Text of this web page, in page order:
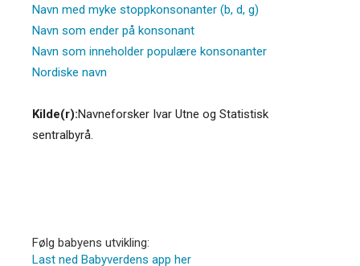
Navn med myke stoppkonsonanter (b, d, g)
Navn som ender på konsonant
Navn som inneholder populære konsonanter
Nordiske navn
Kilde(r):Navneforsker Ivar Utne og Statistisk
sentralbyrå.
Følg babyens utvikling:
Last ned Babyverdens app her